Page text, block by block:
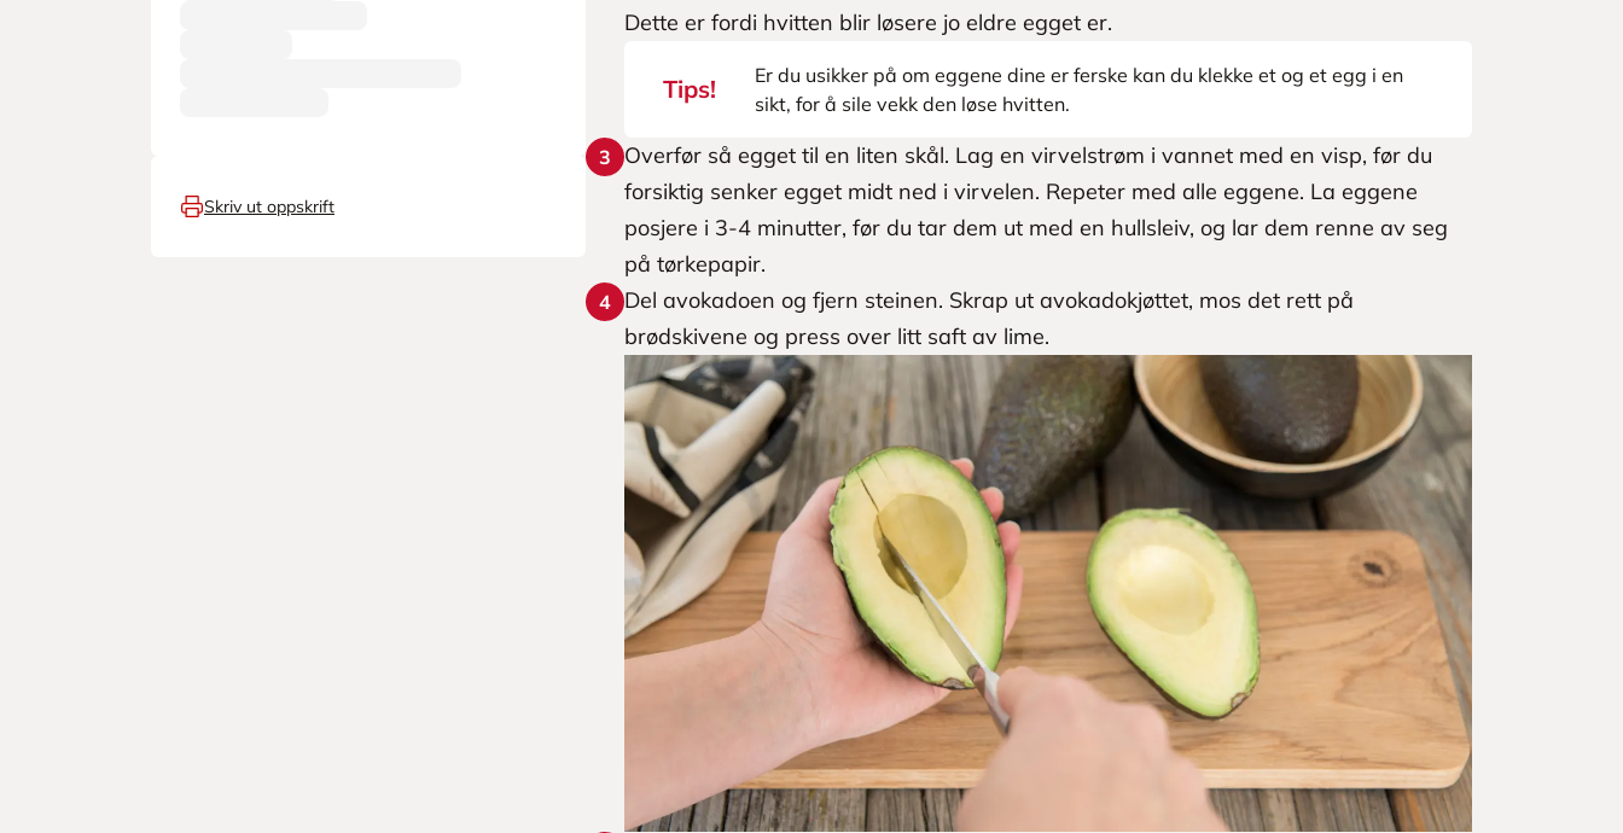
Skriv ut oppskrift
Dette er fordi hvitten blir løsere jo eldre egget er.
Tips!
Er du usikker på om eggene dine er ferske kan du klekke et og et egg i en
sikt, for å sile vekk den løse hvitten.
3
Overfør så egget til en liten skål. Lag en virvelstrøm i vannet med en visp, før du
forsiktig senker egget midt ned i virvelen. Repeter med alle eggene. La eggene
posjere i 3-4 minutter, før du tar dem ut med en hullsleiv, og lar dem renne av seg
på tørkepapir.
4 Del avokadoen og fjern steinen. Skrap ut avokadokjøttet, mos det rett på
brødskivene og press over litt saft av lime.